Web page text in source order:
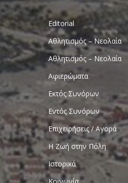
Editorial
Αθλητισμός – Νεολαία
Αθλητισμός – Νεολαία
Αφιερώματα
Εκτός Συνόρων
Εντός Συνόρων
Επιχειρήσεις / Αγορά
Η Ζωή στην Πόλη
Ιστορικά